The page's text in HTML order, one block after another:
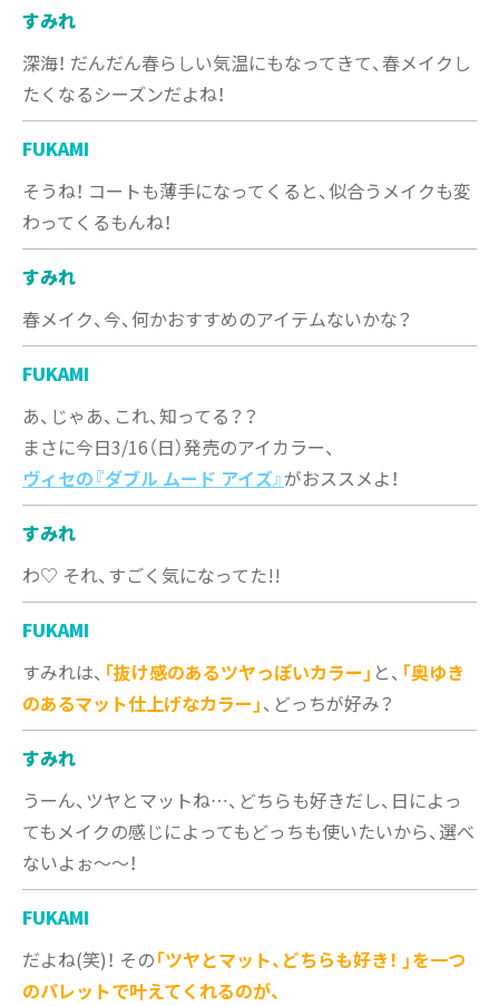
すみれ
深海！ だんだん春らしい気温にもなってきて、春メイクし
たくなるシーズンだよね！
FUKAMI
そうね！ コートも薄手になってくると、似合うメイクも変
わってくるもんね！
すみれ
春メイク、今、何かおすすめのアイテムないかな？
FUKAMI
あ、じゃあ、これ、知ってる？？
まさに今日3/16（日）発売のアイカラー、
ヴィセの『ダブル ムード アイズ』がおススメよ！
すみれ
わ♡ それ、すごく気になってた!!
FUKAMI
すみれは、 「抜け感のあるツヤっぽいカラー」 と、 「奥ゆき
のあるマット仕上げなカラー」、どっちが好み？
すみれ
うーん、ツヤとマットね…、どちらも好きだし、日によっ
てもメイクの感じによってもどっちも使いたいから、選べ
ないよぉ～～！
FUKAMI
だよね(笑)！ その「ツヤとマット、どちらも好き！ 」を一つ
のパレットで叶えてくれるのが、